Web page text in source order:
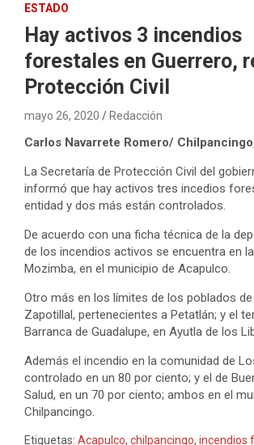
ESTADO
Hay activos 3 incendios
forestales en Guerrero,
Protección Civil
mayo 26, 2020 Redacción
Carlos Navarrete Romero/
La Secretaría de Protección Civil del
informó que hay activos tres incedios
entidad y dos más están controlados.
De acuerdo con una ficha técnica de la
de los incendios activos se encuentra en
Mozimba, en el municipio de Acapulco.
Otro más en los límites de los poblados de
Zapotillal, pertenecientes a Petatlán; y el
Barranca de Guadalupe, en Ayutla de los
Además el incendio en la comunidad de
controlado en un 80 por ciento; y el de
Salud, en un 70 por ciento; ambos en el
Chilpancingo.
Etiquetas: Acapulco, chilpancingo, incendios